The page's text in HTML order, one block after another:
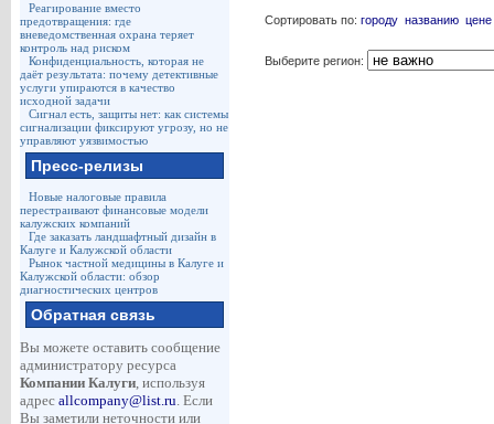
Реагирование вместо
предотвращения: где
вневедомственная охрана теряет
контроль над риском
Конфиденциальность, которая не
даёт результата: почему детективные
услуги упираются в качество
исходной задачи
Сигнал есть, защиты нет: как системы
сигнализации фиксируют угрозу, но не
управляют уязвимостью
Пресс-релизы
Новые налоговые правила
перестраивают финансовые модели
калужских компаний
Где заказать ландшафтный дизайн в
Калуге и Калужской области
Рынок частной медицины в Калуге и
Калужской области: обзор
диагностических центров
Обратная связь
Вы можете оставить сообщение
администратору ресурса
Компании Калуги, используя
адрес allcompany@list.ru. Если
Вы заметили неточности или
Сортировать по: городу названию цене
Выберите регион: